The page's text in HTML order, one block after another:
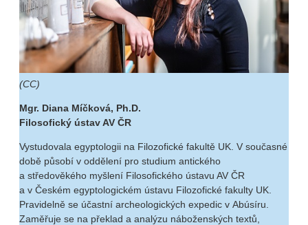
(CC)
Mgr. Diana Míčková, Ph.D.
Filosofický ústav AV ČR
Vystudovala egyptologii na Filozofické fakultě UK. V současné
době působí v oddělení pro studium antického
a středověkého myšlení Filosofického ústavu AV ČR
a v Českém egyptologickém ústavu Filozofické fakulty UK.
Pravidelně se účastní archeologických expedic v Abúsíru.
Zaměřuje se na překlad a analýzu náboženských textů,